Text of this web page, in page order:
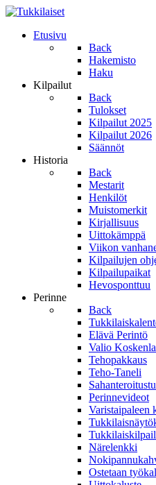
Etusivu
Back
Hakemisto
Haku
Kilpailut
Back
Tulokset
Kilpailut 2025
Kilpailut 2026
Säännöt
Historia
Back
Mestarit
Henkilöt
Muistomerkit
Kirjallisuus
Uittokämppä
Viikon
Kilpailujen
Kilpailupaikat
Hevosponttuu
Perinne
Back
Elävä Perintö
Valio
Tehopakkaus
Teho-Taneli
Perinnevideot
Varistaipaleen
Närelenkki
Ostetaan